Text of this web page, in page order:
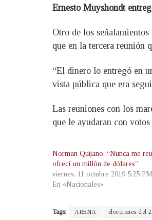
Ernesto Muyshondt
Otro de los
que en la tercera reunión
“El dinero lo entregó en
vista pública que era
Las reuniones con los
que le ayudaran con
Norman Quijano: “Nunca me
ofrecí un millón de dólares”
viernes, 11 octubre 2019 5:25 PM
En «Nacionales»
Tags: ARENA elecciones del